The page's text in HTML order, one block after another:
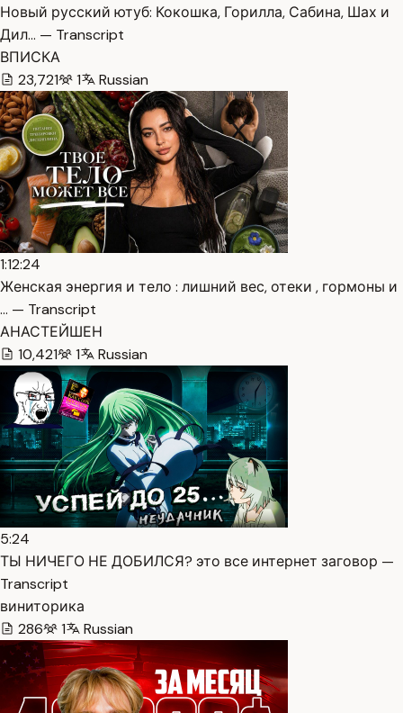
Новый русский ютуб: Кокошка, Горилла, Сабина, Шах и
Дил… — Transcript
ВПИСКА
23,721
1 Russian
1:12:24
Женская энергия и тело : лишний вес, отеки , гормоны и
… — Transcript
АНАСТЕЙШЕН
10,421
1 Russian
5:24
ТЫ НИЧЕГО НЕ ДОБИЛСЯ? это все интернет заговор —
Transcript
виниторика
286
1 Russian